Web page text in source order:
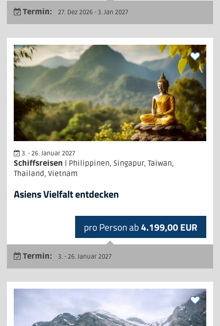
Termin: 27. Dez 2026 - 3. Jan 2027
3. - 26. Januar 2027
Schiffsreisen | Philippinen, Singapur, Taiwan,
Thailand, Vietnam
Asiens Vielfalt entdecken
pro Person ab4.199,00 EUR
Termin: 3. - 26. Januar 2027